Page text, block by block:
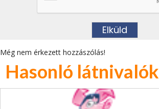
Még nem érkezett hozzászólás!
Hasonló látnivalók